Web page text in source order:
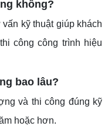
không?
kỹ thuật giúp khách
công công trình hiệu
bao lâu?
và thi công đúng kỹ
hoặc hơn.